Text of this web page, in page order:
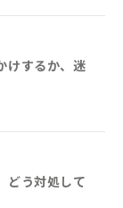
けするか、迷
どう対処して